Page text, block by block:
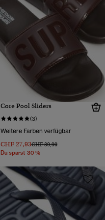
Core Pool Sliders
(3)
Weitere Farben verfügbar
CHF 27,93Preis wurde reduziert von
CHF 39,90bis
Du sparst 30 %